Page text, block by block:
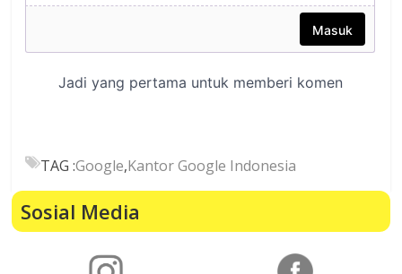
TAG :Google,Kantor Google Indonesia
Sosial Media